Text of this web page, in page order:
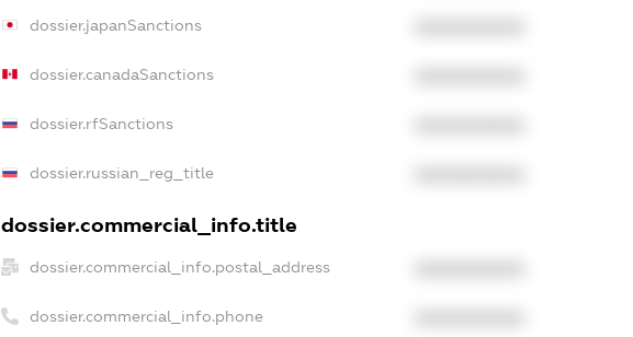
dossier.japanSanctions
dossier.canadaSanctions
dossier.rfSanctions
dossier.russian_reg_title
dossier.commercial_info.title
dossier.commercial_info.postal_address
dossier.commercial_info.phone